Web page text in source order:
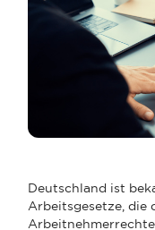
Deutschland ist
Arbeitsgesetze, die